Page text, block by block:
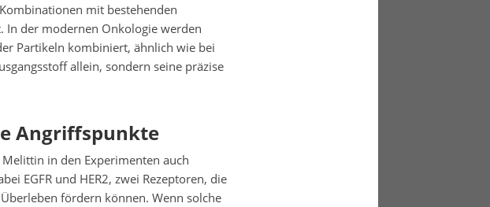
mit bestehenden
In der modernen Onkologie werden
Partikeln kombiniert, ähnlich wie bei
allein, sondern seine präzise
Angriffspunkte
in den Experimenten auch
EGFR und HER2, zwei Rezeptoren, die
fördern können. Wenn solche